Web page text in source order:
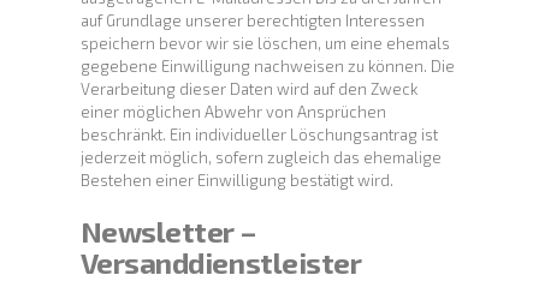
auf Grundlage unserer berechtigten Interessen
speichern bevor wir sie löschen, um eine ehemals
gegebene Einwilligung nachweisen zu können. Die
Verarbeitung dieser Daten wird auf den Zweck
einer möglichen Abwehr von Ansprüchen
beschränkt. Ein individueller Löschungsantrag ist
jederzeit möglich, sofern zugleich das ehemalige
Bestehen einer Einwilligung bestätigt wird.
Newsletter –
Versanddienstleister